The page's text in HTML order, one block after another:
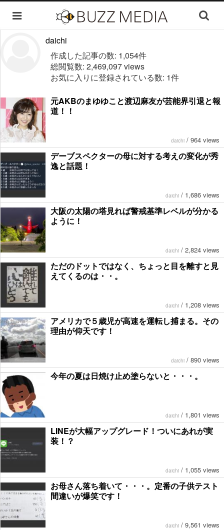
daichi
作成した記事の数: 1,054件
総閲覧数: 2,469,097 views
お気に入りに登録されている数: 1件
元AKBのまゆゆこと渡辺麻友が芸能界引退と報
道！！
daichi / 964 views
デーブスペクターの母に対する考えの変化が秀
逸と話題！
daichi / 1,686 views
大阪の太陽の塔見れば警戒基準レベルが分かる
ように！
daichi / 2,824 views
ただのドットではなく、ちょっと目を離すと見
えてくるのは・・。
daichi / 1,208 views
アメリカで５歳児が高速を運転し捕まる。その
理由が仰天です！
daichi / 890 views
今年の夏は日焼け止め塗らないと・・・。
daichi / 1,801 views
LINEが大幅アップグレード！ついにあれが実
装！？
daichi / 1,055 views
お母さん落ち着いて・・・。定番の子供テスト
間違いが爆笑です！
daichi / 9,561 views